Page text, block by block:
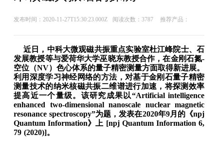
发布时间：2020-11-27T15:30:23.000Z 阅读次数：3787 推荐产品：
近日，中科大微观磁共振重点实验室杜江峰院士、石
发展教授等与爱荷华大学巫晓东教授合作，在金刚石氮-
空位（NV）色心体系的量子精密测量方面取得新进展。
利用深度学习神经网络的方法，对基于金刚石量子精密
测量技术的纳米核磁共振二维谱进行加速，将探测效率
提高近一个量级。该研究成果以“Artificial intelligence
enhanced two-dimensional nanoscale nuclear magnetic
resonance spectroscopy”为题，发表在2020年9月的《npj
Quantum Information》上 [npj Quantum Information 6,
79 (2020)]。